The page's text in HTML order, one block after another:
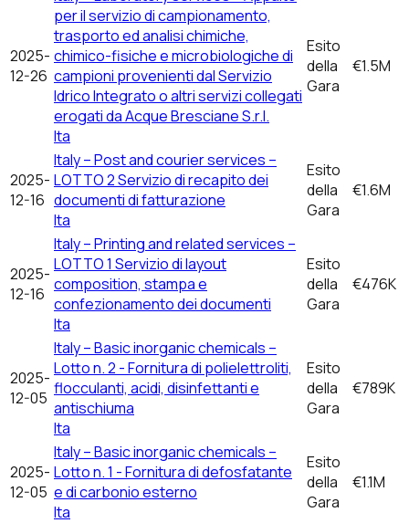
2025-
12-26
per il servizio di campionamento,
trasporto ed analisi chimiche,
chimico-fisiche e microbiologiche di
campioni provenienti dal Servizio
Idrico Integrato o altri servizi collegati
erogati da Acque Bresciane S.r.l.
Ita
Esito
della
Gara
€1.5M
2025-
12-16
Italy – Post and courier services –
LOTTO 2 Servizio di recapito dei
documenti di fatturazione
Ita
Esito
della
Gara
€1.6M
2025-
12-16
Italy – Printing and related services –
LOTTO 1 Servizio di layout
composition, stampa e
confezionamento dei documenti
Ita
Esito
della
Gara
€476K
2025-
12-05
Italy – Basic inorganic chemicals –
Lotto n. 2 - Fornitura di polielettroliti,
flocculanti, acidi, disinfettanti e
antischiuma
Ita
Esito
della
Gara
€789K
2025-
12-05
Italy – Basic inorganic chemicals –
Lotto n. 1 - Fornitura di defosfatante
e di carbonio esterno
Ita
Esito
della
Gara
€1.1M